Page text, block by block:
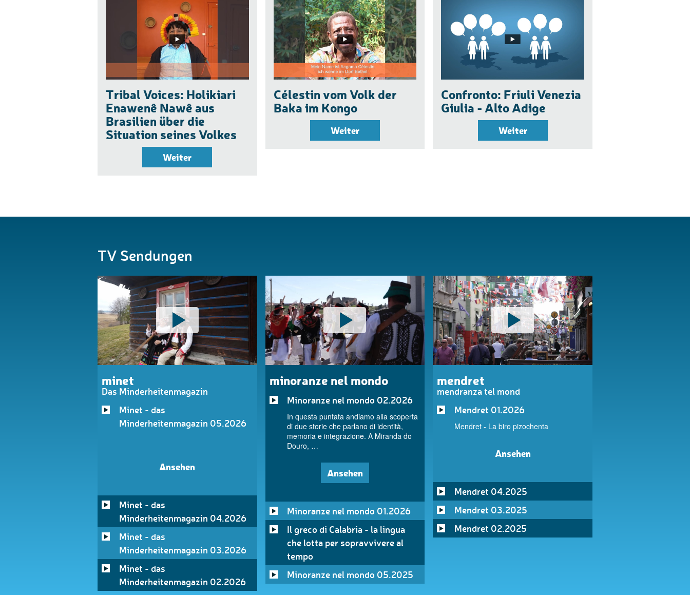
Tribal Voices: Holikiari
Enawenê Nawê aus
Brasilien über die
Situation seines Volkes
Weiter
Célestin vom Volk der
Baka im Kongo
Weiter
Confronto: Friuli Venezia
Giulia - Alto Adige
Weiter
TV Sendungen
minet
Das Minderheitenmagazin
Minet - das
Minderheitenmagazin 05.2026
Ansehen
Minet - das
Minderheitenmagazin 04.2026
Minet - das
Minderheitenmagazin 03.2026
Minet - das
Minderheitenmagazin 02.2026
minoranze nel mondo
Minoranze nel mondo 02.2026
In questa puntata andiamo alla scoperta
di due storie che parlano di identità,
memoria e integrazione. A Miranda do
Douro, …
Ansehen
Minoranze nel mondo 01.2026
Il greco di Calabria - la lingua
che lotta per sopravvivere al
tempo
Minoranze nel mondo 05.2025
mendret
mendranza tel mond
Mendret 01.2026
Mendret - La biro pizochenta
Ansehen
Mendret 04.2025
Mendret 03.2025
Mendret 02.2025